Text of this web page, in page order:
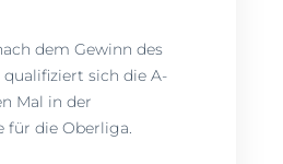
dem Gewinn des
sich die A-
Mal in der
für die Oberliga.